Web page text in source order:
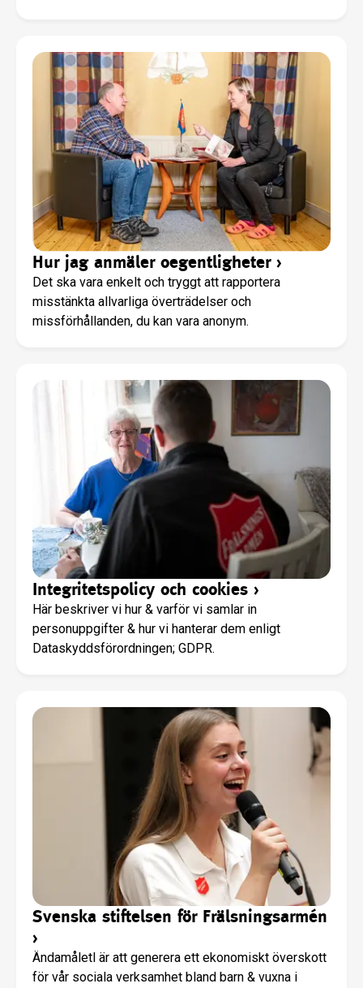
Hur jag anmäler oegentligheter›
Det ska vara enkelt och tryggt att rapportera
misstänkta allvarliga överträdelser och
missförhållanden, du kan vara anonym.
Integritetspolicy och cookies ›
Här beskriver vi hur & varför vi samlar in
personuppgifter & hur vi hanterar dem enligt
Dataskyddsförordningen; GDPR.
Svenska stiftelsen för Frälsningsarmén
›
Ändamåletl är att generera ett ekonomiskt överskott
för vår sociala verksamhet bland barn & vuxna i